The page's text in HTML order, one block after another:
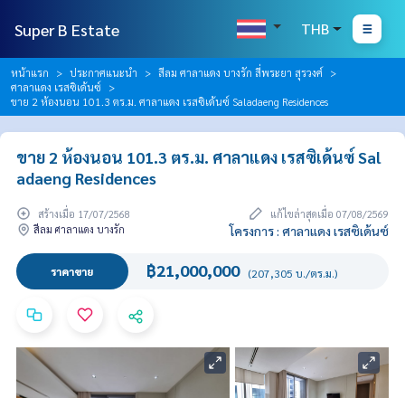
Super B Estate THB
หน้าแรก ประกาศแนะนำ
สีลม ศาลาแดง บางรัก สี่พระยา สุรวงศ์
ศาลาแดง เรสซิเด้นซ์
ขาย 2 ห้องนอน 101.3 ตร.ม. ศาลาแดง เรสซิเด้นซ์ Saladaeng Residences
ขาย 2 ห้องนอน 101.3 ตร.ม. ศาลาแดง เรสซิเด้นซ์ Sal
adaeng Residences
สร้างเมื่อ 17/07/2568
แก้ไขล่าสุดเมื่อ 07/08/2569
สีลม ศาลาแดง บางรัก
โครงการ : ศาลาแดง เรสซิเด้นซ์
ราคาขาย ฿21,000,000 (207,305 บ./ตร.ม.)